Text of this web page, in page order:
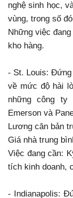
nghệ sinh học,
vùng, trong số
Những việc
kho hàng.
- St. Louis:
về mức độ hài
những công ty
Emerson và
Lương căn bản
Giá nhà trung
Việc đang cần:
tích kinh doanh,
- Indianapolis: